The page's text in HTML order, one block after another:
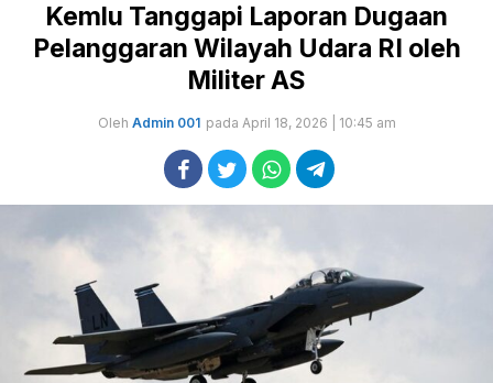
Kemlu Tanggapi Laporan Dugaan
Pelanggaran Wilayah Udara RI oleh
Militer AS
Oleh Admin 001 pada April 18, 2026 | 10:45 am